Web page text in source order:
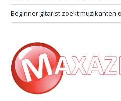
Beginner gitarist zoekt muzikanten